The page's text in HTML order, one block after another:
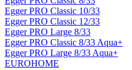
Egger PRO Classic 10/33
Egger PRO Classic 12/33
Egger PRO Large 8/33
Egger PRO Classic 8/33 Aqua+
Egger PRO Large 8/33 Aqua+
EUROHOME